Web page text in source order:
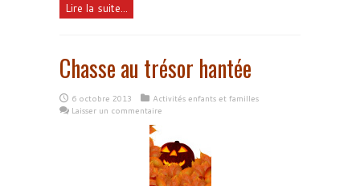
Lire la suite...
Chasse au trésor hantée
6 octobre 2013
Activités enfants et familles
Laisser un commentaire